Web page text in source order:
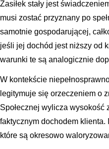
Zasiłek stały jest
musi zostać przyznany po
samotnie gospodarującej,
jeśli jej dochód jest niższy od
warunki te są analogicznie
W kontekście
legitymuje się orzeczeniem o
Społecznej wylicza wysokość
faktycznym dochodem
które są okresowo